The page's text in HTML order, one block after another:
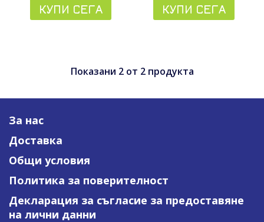
КУПИ СЕГА КУПИ СЕГА
Показани 2от 2продукта
За нас
Доставка
Общи условия
Политика за поверителност
Декларация за съгласие за предоставяне
на лични данни